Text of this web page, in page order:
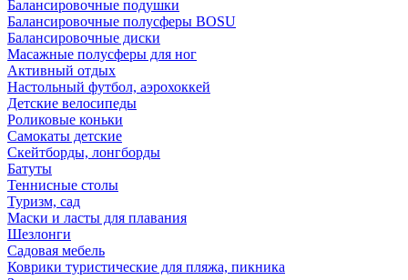
Балансировочные подушки
Балансировочные полусферы BOSU
Балансировочные диски
Масажные полусферы для ног
Активный отдых
Настольный футбол, аэрохоккей
Детские велосипеды
Роликовые коньки
Самокаты детские
Скейтборды, лонгборды
Батуты
Теннисные столы
Туризм, сад
Маски и ласты для плавания
Шезлонги
Садовая мебель
Коврики туристические для пляжа, пикника